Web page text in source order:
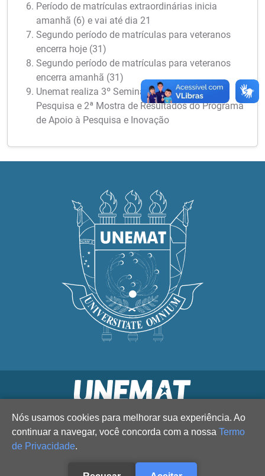
Período de matrículas extraordinárias inicia
amanhã (6) e vai até dia 21
Segundo período de matrículas para veteranos
encerra hoje (31)
Segundo período de matrículas para veteranos
encerra amanhã (31)
Unemat realiza 3º Seminário Meio Termo de
Pesquisa e 2ª Mostra de Resultados do Programa
de Apoio à Pesquisa e Inovação
Nós usamos cookies para melhorar sua experiência. Ao
continuar a navegar, você concorda com a nossa Termo
de Privacidade.